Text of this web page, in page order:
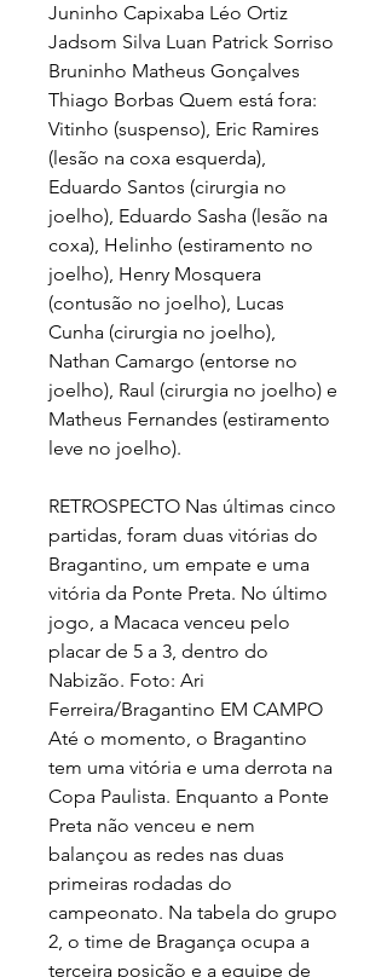
Juninho Capixaba Léo Ortiz
Jadsom Silva Luan Patrick Sorriso
Bruninho Matheus Gonçalves
Thiago Borbas Quem está fora:
Vitinho (suspenso), Eric Ramires
(lesão na coxa esquerda),
Eduardo Santos (cirurgia no
joelho), Eduardo Sasha (lesão na
coxa), Helinho (estiramento no
joelho), Henry Mosquera
(contusão no joelho), Lucas
Cunha (cirurgia no joelho),
Nathan Camargo (entorse no
joelho), Raul (cirurgia no joelho) e
Matheus Fernandes (estiramento
leve no joelho).
RETROSPECTO Nas últimas cinco
partidas, foram duas vitórias do
Bragantino, um empate e uma
vitória da Ponte Preta. No último
jogo, a Macaca venceu pelo
placar de 5 a 3, dentro do
Nabizão. Foto: Ari
Ferreira/Bragantino EM CAMPO
Até o momento, o Bragantino
tem uma vitória e uma derrota na
Copa Paulista. Enquanto a Ponte
Preta não venceu e nem
balançou as redes nas duas
primeiras rodadas do
campeonato. Na tabela do grupo
2, o time de Bragança ocupa a
terceira posição e a equipe de